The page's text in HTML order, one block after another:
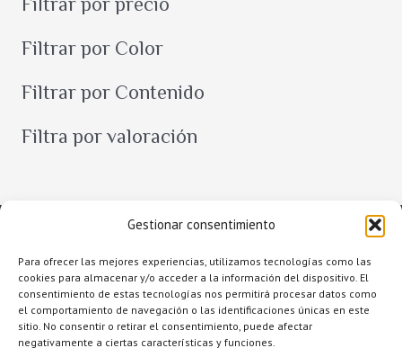
Gestionar consentimiento
Para ofrecer las mejores experiencias, utilizamos tecnologías como las
cookies para almacenar y/o acceder a la información del dispositivo. El
consentimiento de estas tecnologías nos permitirá procesar datos como
el comportamiento de navegación o las identificaciones únicas en este
sitio. No consentir o retirar el consentimiento, puede afectar
negativamente a ciertas características y funciones.
a
r
Filtrar por Color
Filtrar por Contenido
Filtra por valoración